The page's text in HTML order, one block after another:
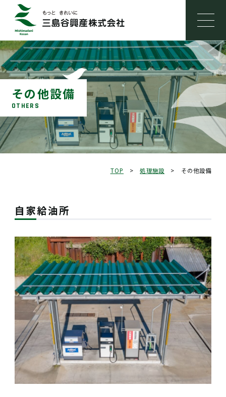
その他設備
OTHERS
TOP >処理施設 > その他設備
自家給油所